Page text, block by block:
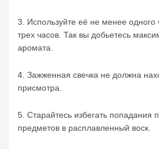
3. Используйте её не менее одного
трех часов. Так вы добьетесь
аромата.
4. Зажженная свечка не должна
присмотра.
5. Старайтесь избегать попадания
предметов в расплавленный воск.